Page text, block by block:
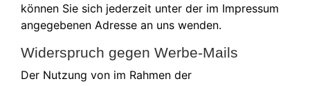
können Sie sich jederzeit unter der im Impressum
angegebenen Adresse an uns wenden.
Widerspruch gegen Werbe-Mails
Der Nutzung von im Rahmen der